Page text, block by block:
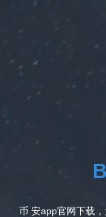
币 安app官网下载